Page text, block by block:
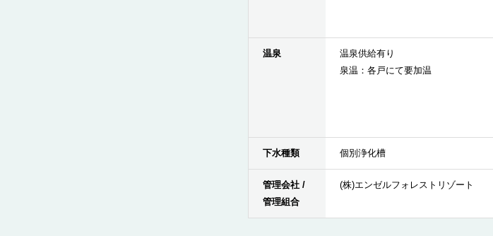
温泉
温泉供給有り
泉温：各戸にて要加温
下水種類 個別浄化槽
管理会社 /
管理組合
(株)エンゼルフォレストリゾート